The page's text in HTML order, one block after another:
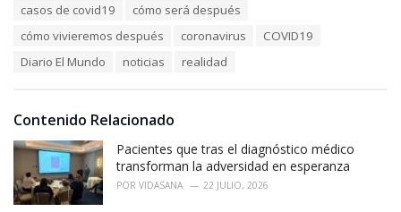
s
:
casos de covid19
cómo será después
cómo vivieremos después
coronavirus
COVID19
Diario El Mundo
noticias realidad
Contenido Relacionado
Pacientes que tras el diagnóstico médico
transforman la adversidad en esperanza
POR VIDASANA 22 JULIO, 2026